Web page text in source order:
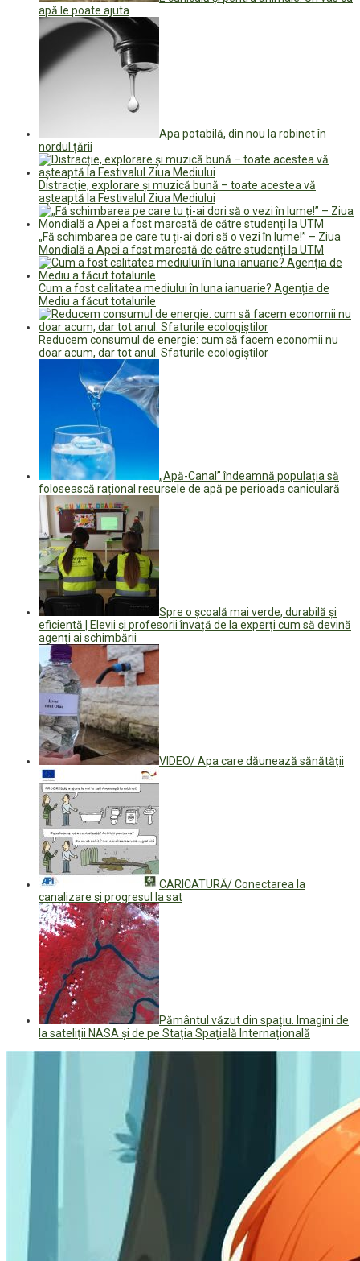
apă le poate ajuta
Apa potabilă, din nou la robinet în
nordul țării
Distracție, explorare și muzică bună – toate acestea vă
așteaptă la Festivalul Ziua Mediului
„Fă schimbarea pe care tu ți-ai dori să o vezi în lume!” – Ziua
Mondială a Apei a fost marcată de către studenți la UTM
Cum a fost calitatea mediului în luna ianuarie? Agenția de
Mediu a făcut totalurile
Reducem consumul de energie: cum să facem economii nu
doar acum, dar tot anul. Sfaturile ecologiștilor
„Apă-Canal” îndeamnă populația să
folosească rațional resursele de apă pe perioada caniculară
Spre o școală mai verde, durabilă și
eficientă | Elevii și profesorii învață de la experți cum să devină
agenți ai schimbării
VIDEO/ Apa care dăunează sănătății
CARICATURĂ/ Conectarea la
canalizare și progresul la sat
Pământul văzut din spațiu. Imagini de
la sateliții NASA și de pe Stația Spațială Internațională